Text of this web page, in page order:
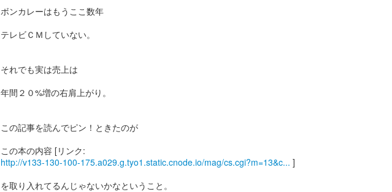
ボンカレーはもうここ数年
テレビＣＭしていない。
それでも実は売上は
年間２０%増の右肩上がり。
この記事を読んでピン！ときたのが
http://v133-130-100-175.a029.g.tyo1.static.cnode.io/mag/cs.cgi?m=13&c... ]
を取り入れてるんじゃないかなということ。